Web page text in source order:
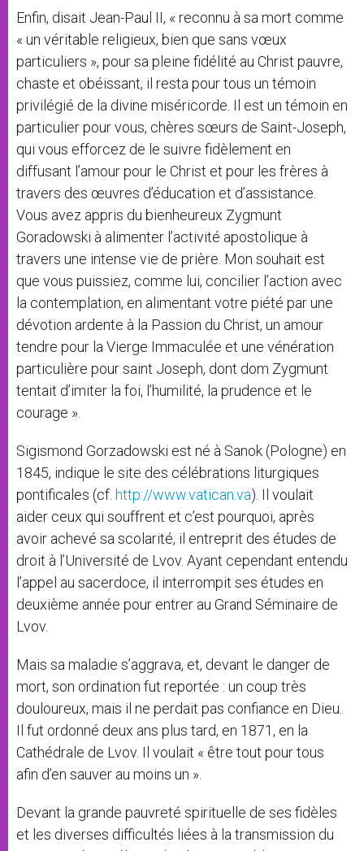
Enfin, disait Jean-Paul II, « reconnu à sa mort comme
« un véritable religieux, bien que sans vœux
particuliers », pour sa pleine fidélité au Christ pauvre,
chaste et obéissant, il resta pour tous un témoin
privilégié de la divine miséricorde. Il est un témoin en
particulier pour vous, chères sœurs de Saint-Joseph,
qui vous efforcez de le suivre fidèlement en
diffusant l’amour pour le Christ et pour les frères à
travers des œuvres d’éducation et d’assistance.
Vous avez appris du bienheureux Zygmunt
Goradowski à alimenter l’activité apostolique à
travers une intense vie de prière. Mon souhait est
que vous puissiez, comme lui, concilier l’action avec
la contemplation, en alimentant votre piété par une
dévotion ardente à la Passion du Christ, un amour
tendre pour la Vierge Immaculée et une vénération
particulière pour saint Joseph, dont dom Zygmunt
tentait d’imiter la foi, l’humilité, la prudence et le
courage ».
Sigismond Gorzadowski est né à Sanok (Pologne) en
1845, indique le site des célébrations liturgiques
pontificales (cf. http://www.vatican.va). Il voulait
aider ceux qui souffrent et c’est pourquoi, après
avoir achevé sa scolarité, il entreprit des études de
droit à l’Université de Lvov. Ayant cependant entendu
l’appel au sacerdoce, il interrompit ses études en
deuxième année pour entrer au Grand Séminaire de
Lvov.
Mais sa maladie s’aggrava, et, devant le danger de
mort, son ordination fut reportée : un coup très
douloureux, mais il ne perdait pas confiance en Dieu.
Il fut ordonné deux ans plus tard, en 1871, en la
Cathédrale de Lvov. Il voulait « être tout pour tous
afin d’en sauver au moins un ».
Devant la grande pauvreté spirituelle de ses fidèles
et les diverses difficultés liées à la transmission du